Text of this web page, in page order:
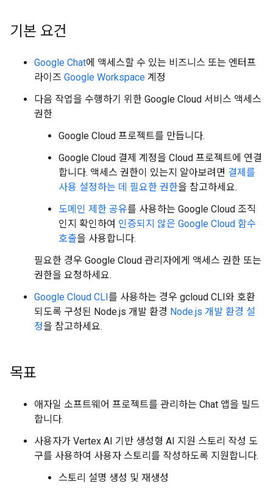
기본 요건
Google Chat에 액세스할 수 있는 비즈니스 또는 엔터프
라이즈 Google Workspace 계정
다음 작업을 수행하기 위한 Google Cloud 서비스 액세스
권한
Google Cloud 프로젝트를 만듭니다.
Google Cloud 결제 계정을 Cloud 프로젝트에 연결
합니다. 액세스 권한이 있는지 알아보려면 결제를
사용 설정하는 데 필요한 권한을 참고하세요.
도메인 제한 공유를 사용하는 Google Cloud 조직
인지 확인하여 인증되지 않은 Google Cloud 함수
호출을 사용합니다.
필요한 경우 Google Cloud 관리자에게 액세스 권한 또는
권한을 요청하세요.
Google Cloud CLI를 사용하는 경우 gcloud CLI와 호환
되도록 구성된 Node.js 개발 환경 Node.js 개발 환경 설
정을 참고하세요.
목표
애자일 소프트웨어 프로젝트를 관리하는 Chat 앱을 빌드
합니다.
사용자가 Vertex AI 기반 생성형 AI 지원 스토리 작성 도
구를 사용하여 사용자 스토리를 작성하도록 지원합니다.
스토리 설명 생성 및 재생성